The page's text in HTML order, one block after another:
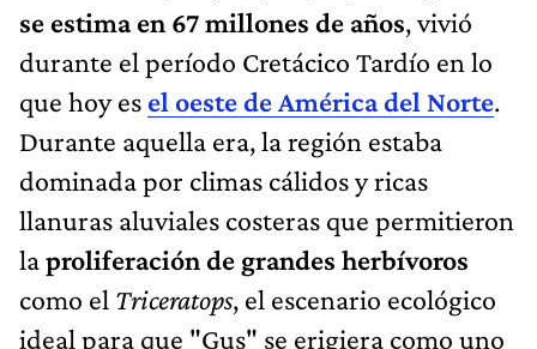
se estima en 67 millones de años, vivió
durante el período Cretácico Tardío en lo
que hoy es el oeste de América del Norte.
Durante aquella era, la región estaba
dominada por climas cálidos y ricas
llanuras aluviales costeras que permitieron
laproliferación de grandes herbívoros
como el Triceratops, el escenario ecológico
ideal para que "Gus" se erigiera como uno